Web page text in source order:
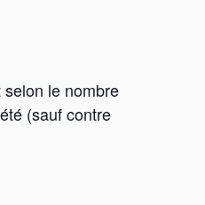
le nombre
(sauf contre